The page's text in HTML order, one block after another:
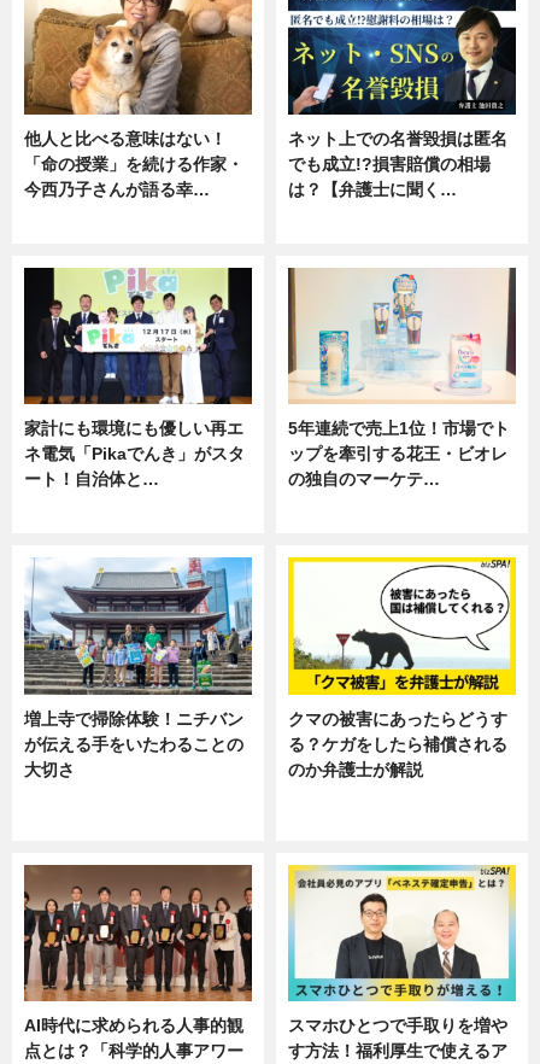
他人と比べる意味はない！
「命の授業」を続ける作家・
今西乃子さんが語る幸…
ネット上での名誉毀損は匿名
でも成立!?損害賠償の相場
は？【弁護士に聞く…
家計にも環境にも優しい再エ
ネ電気「Pikaでんき」がスタ
ート！自治体と…
5年連続で売上1位！市場でト
ップを牽引する花王・ビオレ
の独自のマーケテ…
増上寺で掃除体験！ニチバン
が伝える手をいたわることの
大切さ
クマの被害にあったらどうす
る？ケガをしたら補償される
のか弁護士が解説
AI時代に求められる人事的観
点とは？「科学的人事アワー
スマホひとつで手取りを増や
す方法！福利厚生で使えるア